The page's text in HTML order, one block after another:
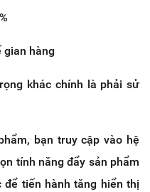
gian hàng
khác chính là phải sử
bạn truy cập vào hệ
tính năng đẩy sản phẩm
tiến hành tăng hiển thị